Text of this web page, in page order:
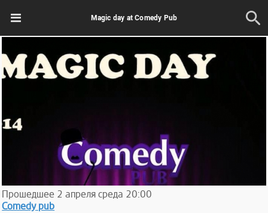
Magic day at Comedy Pub
Прошедшее 2 апреля среда 20:00
Comedy pub